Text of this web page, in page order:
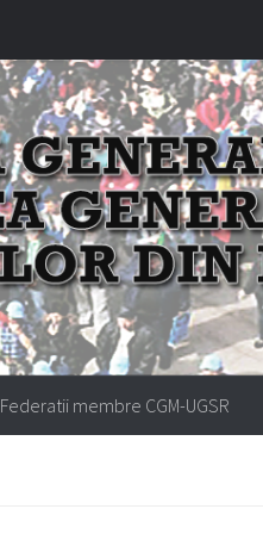
Federatii membre CGM-UGSR